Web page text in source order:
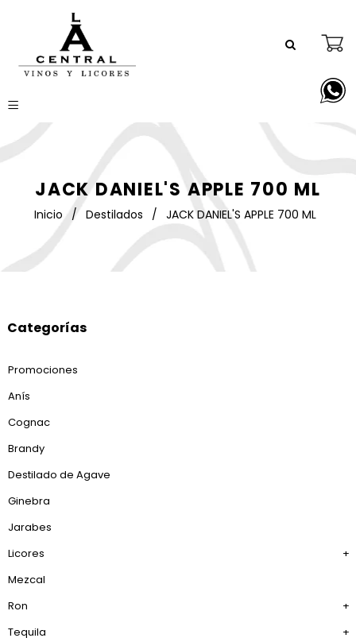
JACK DANIEL'S APPLE 700 ML
Inicio / Destilados / JACK DANIEL'S APPLE 700 ML
Categorías
Promociones
Anís
Cognac
Brandy
Destilado de Agave
Ginebra
Jarabes
Licores
+
Mezcal
Ron
+
Tequila
+